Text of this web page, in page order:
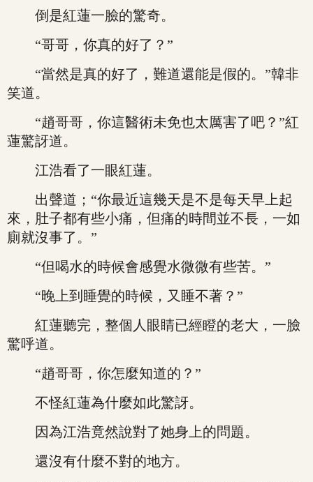
倒是紅蓮一臉的驚奇。
“哥哥，你真的好了？”
“當然是真的好了，難道還能是假的。”韓非
笑道。
“趙哥哥，你這醫術未免也太厲害了吧？”紅
蓮驚訝道。
江浩看了一眼紅蓮。
出聲道；“你最近這幾天是不是每天早上起
來，肚子都有些小痛，但痛的時間並不長，一如
廁就沒事了。”
“但喝水的時候會感覺水微微有些苦。”
“晚上到睡覺的時候，又睡不著？”
紅蓮聽完，整個人眼睛已經瞪的老大，一臉
驚呼道。
“趙哥哥，你怎麼知道的？”
不怪紅蓮為什麼如此驚訝。
因為江浩竟然說對了她身上的問題。
還沒有什麼不對的地方。